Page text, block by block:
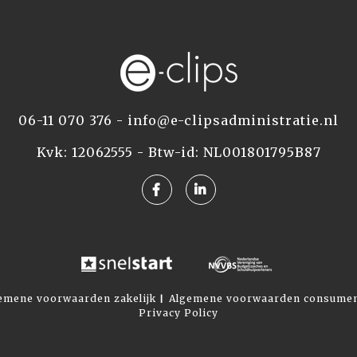
06-11 070 376 - info@e-clipsadministratie.nl
Kvk: 12062555 - Btw-id: NL001801795B87
voorwaarden zakelijk
Algemene voorwaarden
Privacy Policy